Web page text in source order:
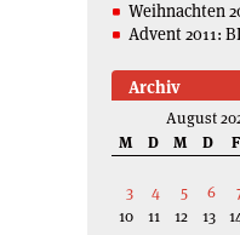
Weihnachten
Advent 2011:
Archiv
August
M
D M D F
3
4 5 6
10
11 12 13